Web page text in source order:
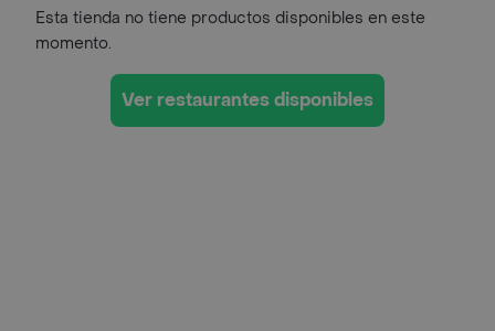
Esta tienda no tiene productos disponibles en este
momento.
Ver restaurantes disponibles